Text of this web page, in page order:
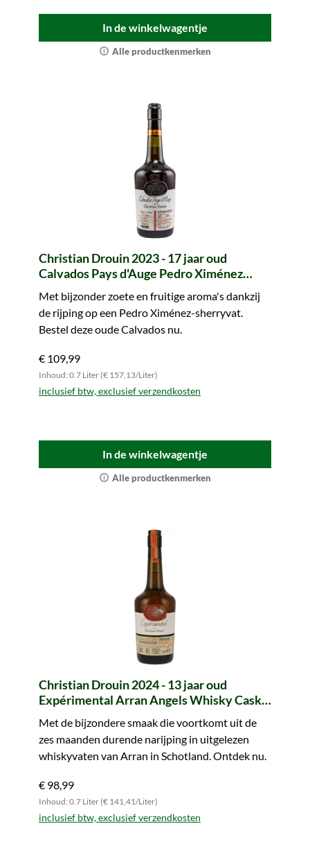
In de winkelwagentje
Alle productkenmerken
Christian Drouin 2023 - 17 jaar oud
Calvados Pays d'Auge Pedro Ximénez
Met bijzonder zoete en fruitige aroma's dankzij
de rijping op een Pedro Ximénez-sherryvat.
Bestel deze oude Calvados nu.
€ 109,99
Inhoud: 0.7 Liter (€ 157,13/Liter)
inclusief btw, exclusief verzendkosten
In de winkelwagentje
Alle productkenmerken
Christian Drouin 2024 - 13 jaar oud
Expérimental Arran Angels Whisky Cask
Met de bijzondere smaak die voortkomt uit de
zes maanden durende narijping in uitgelezen
whiskyvaten van Arran in Schotland. Ontdek nu.
€ 98,99
Inhoud: 0.7 Liter (€ 141,41/Liter)
inclusief btw, exclusief verzendkosten